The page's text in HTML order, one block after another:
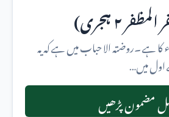
۲ ہجری)
ہے ۔روضتہ الا حباب میں ہے کہ یہ
میں…
مضمون پڑھیں